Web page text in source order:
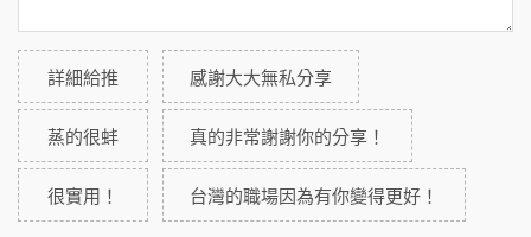
詳細給推 感謝大大無私分享
蒸的很蚌 真的非常謝謝你的分享！
很實用！ 台灣的職場因為有你變得更好！